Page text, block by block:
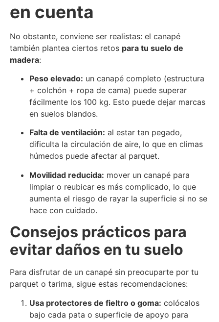
en cuenta
No obstante, conviene ser realistas: el canapé
también plantea ciertos retos para tu suelo de
madera:
Peso elevado: un canapé completo (estructura
+ colchón + ropa de cama) puede superar
fácilmente los 100 kg. Esto puede dejar marcas
en suelos blandos.
Falta de ventilación: al estar tan pegado,
dificulta la circulación de aire, lo que en climas
húmedos puede afectar al parquet.
Movilidad reducida: mover un canapé para
limpiar o reubicar es más complicado, lo que
aumenta el riesgo de rayar la superficie si no se
hace con cuidado.
Consejos prácticos para
evitar daños en tu suelo
Para disfrutar de un canapé sin preocuparte por tu
parquet o tarima, sigue estas recomendaciones:
Usa protectores de fieltro o goma: colócalos
bajo cada pata o superficie de apoyo para